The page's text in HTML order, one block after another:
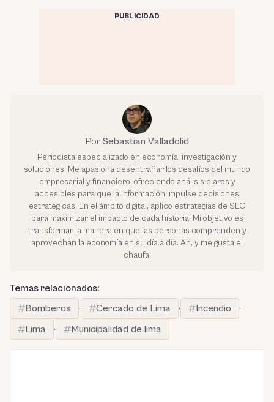
PUBLICIDAD
Por Sebastian Valladolid
Periodista especializado en economía, investigación y
soluciones. Me apasiona desentrañar los desafíos del mundo
empresarial y financiero, ofreciendo análisis claros y
accesibles para que la información impulse decisiones
estratégicas. En el ámbito digital, aplico estrategias de SEO
para maximizar el impacto de cada historia. Mi objetivo es
transformar la manera en que las personas comprenden y
aprovechan la economía en su día a día. Ah, y me gusta el
chaufa.
Temas relacionados:
Bomberos
· Cercado de Lima · Incendio
·
Lima
· Municipalidad de lima